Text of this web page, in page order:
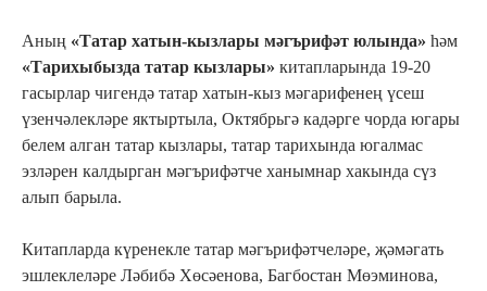
Аның «Татар хатын-кызлары мәгърифәт юлында» һәм
«Тарихыбызда татар кызлары» китапларында 19-20
гасырлар чигендә татар хатын-кыз мәгарифенең үсеш
үзенчәлекләре яктыртыла, Октябрьгә кадәрге чорда югары
белем алган татар кызлары, татар тарихында югалмас
эзләрен калдырган мәгърифәтче ханымнар хакында сүз
алып барыла.
Китапларда күренекле татар мәгърифәтчеләре, җәмәгать
эшлеклеләре Ләбибә Хөсәенова, Багбостан Мөэминова,